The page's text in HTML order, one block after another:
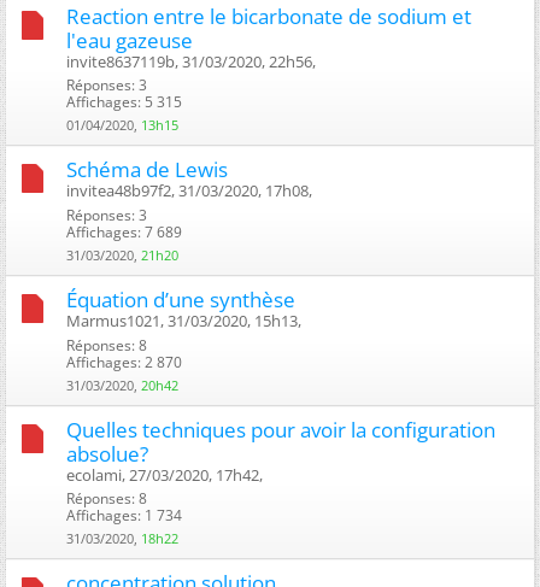
Reaction entre le bicarbonate de sodium et
l'eau gazeuse
invite8637119b, 31/03/2020, 22h56, ‎
Réponses: 3
Affichages: 5 315
01/04/2020, 13h15
Schéma de Lewis
invitea48b97f2, 31/03/2020, 17h08, ‎
Réponses: 3
Affichages: 7 689
31/03/2020, 21h20
Équation d’une synthèse
Marmus1021, 31/03/2020, 15h13, ‎
Réponses: 8
Affichages: 2 870
31/03/2020, 20h42
Quelles techniques pour avoir la configuration
absolue?
ecolami, 27/03/2020, 17h42, ‎
Réponses: 8
Affichages: 1 734
31/03/2020, 18h22